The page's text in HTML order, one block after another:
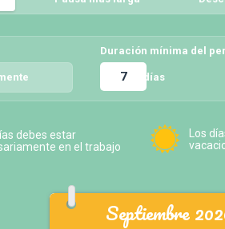
Duración mínima del
días
debes estar
en el trabajo
Los
Septiembre